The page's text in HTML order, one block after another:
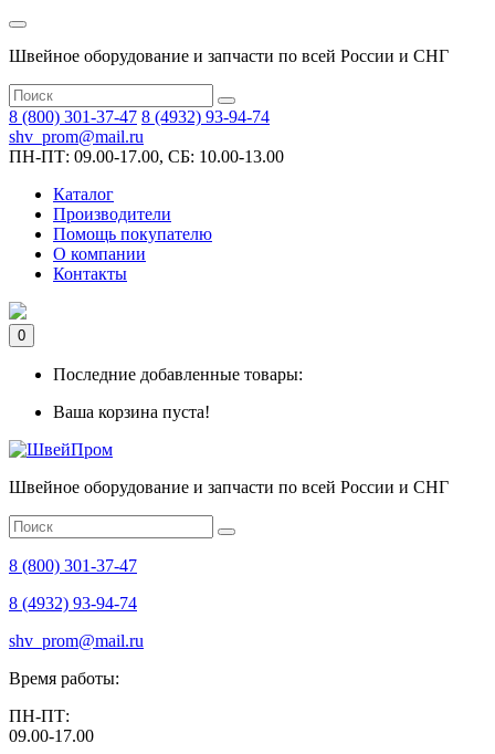
Швейное оборудование и запчасти по всей России и СНГ
8 (800) 301-37-47 8 (4932) 93-94-74
shv_prom@mail.ru
ПН-ПТ: 09.00-17.00, СБ: 10.00-13.00
Каталог
Производители
Помощь покупателю
О компании
Контакты
0
Последние добавленные товары:
Ваша корзина пуста!
Швейное оборудование и запчасти по всей России и СНГ
8 (800) 301-37-47
8 (4932) 93-94-74
shv_prom@mail.ru
Время работы:
ПН-ПТ:
09.00-17.00